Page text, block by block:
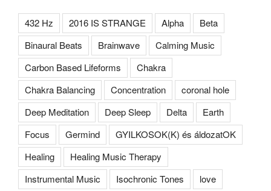
432 Hz 2016 IS STRANGE Alpha
Beta
Binaural Beats
Brainwave
Calming Music
Carbon Based Lifeforms
Chakra
Chakra Balancing
Concentration
coronal hole
Deep Meditation
Deep Sleep Delta
Earth
Focus
Germind
GYILKOSOK(K) és áldozatOK
Healing
Healing Music Therapy
Instrumental Music
Isochronic Tones love